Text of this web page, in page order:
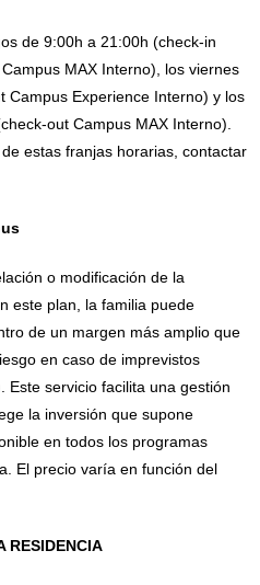
de 9:00h a 21:00h (check-in
MAX Interno), los viernes
Campus Experience Interno) y los
out Campus MAX Interno).
estas franjas horarias, contactar
o modificación de la
este plan, la familia puede
de un margen más amplio que
en caso de imprevistos
Este servicio facilita una gestión
la inversión que supone
en todos los programas
El precio varía en función del
RESIDENCIA